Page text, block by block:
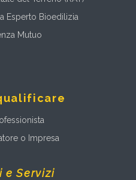
Esperto Bioedilizia
Mutuo
o Impresa
e Servizi